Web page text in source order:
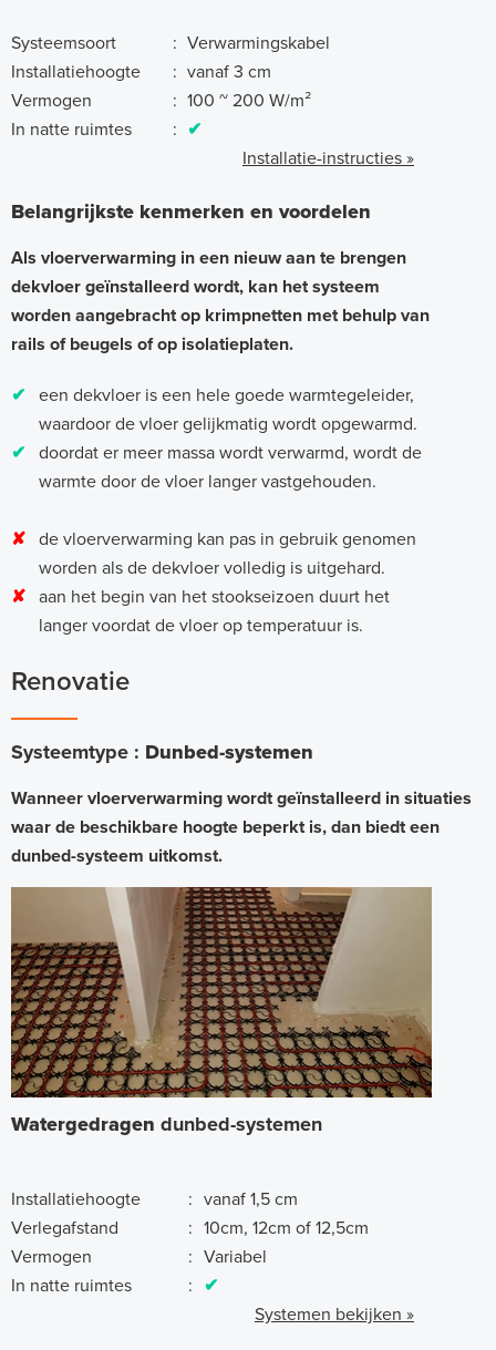
Systeemsoort : Verwarmingskabel
Installatiehoogte
: vanaf 3 cm
Vermogen
: 100 ~ 200 W/m²
In natte ruimtes
: ✔
Installatie-instructies »
Belangrijkste kenmerken en voordelen
Als vloerverwarming in een nieuw aan te brengen
dekvloer geïnstalleerd wordt, kan het systeem
worden aangebracht op krimpnetten met behulp van
rails of beugels of op isolatieplaten.
✔
een dekvloer is een hele goede warmtegeleider,
waardoor de vloer gelijkmatig wordt opgewarmd.
✔
doordat er meer massa wordt verwarmd, wordt de
warmte door de vloer langer vastgehouden.
✘ de vloerverwarming kan pas in gebruik genomen
worden als de dekvloer volledig is uitgehard.
✘ aan het begin van het stookseizoen duurt het
langer voordat de vloer op temperatuur is.
Renovatie
Systeemtype : Dunbed-systemen
Wanneer vloerverwarming wordt geïnstalleerd in situaties
waar de beschikbare hoogte beperkt is, dan biedt een
dunbed-systeem uitkomst.
Watergedragen dunbed-systemen
Installatiehoogte : vanaf 1,5 cm
Verlegafstand
: 10cm, 12cm of 12,5cm
Vermogen
: Variabel
In natte ruimtes
:
✔
Systemen bekijken »